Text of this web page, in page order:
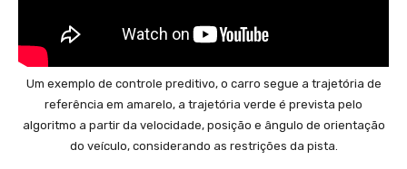
Um exemplo de controle preditivo, o carro segue a trajetória de
referência em amarelo, a trajetória verde é prevista pelo
algoritmo a partir da velocidade, posição e ângulo de orientação
do veículo, considerando as restrições da pista.